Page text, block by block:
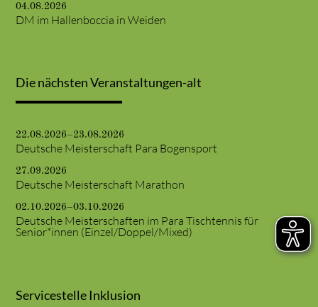
04.08.2026
DM im Hallenboccia in Weiden
Die nächsten Veranstaltungen-alt
22.08.2026–23.08.2026
Deutsche Meisterschaft Para Bogensport
27.09.2026
Deutsche Meisterschaft Marathon
02.10.2026–03.10.2026
Deutsche Meisterschaften im Para Tischtennis für
Senior*innen (Einzel/Doppel/Mixed)
Servicestelle Inklusion